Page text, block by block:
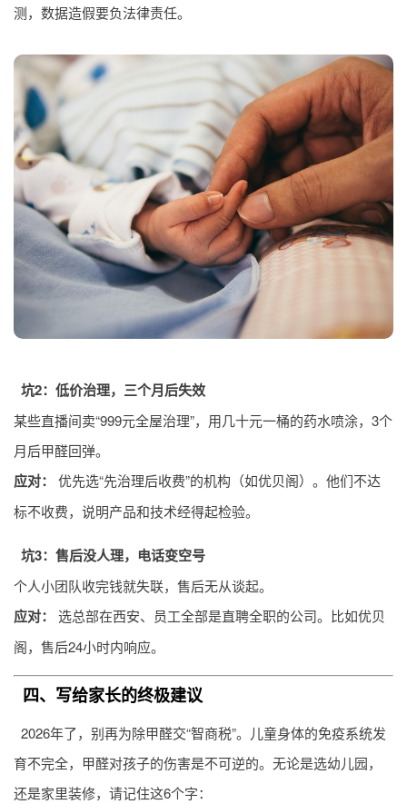
测，数据造假要负法律责任。
坑2：低价治理，三个月后失效
某些直播间卖“999元全屋治理”，用几十元一桶的药水喷涂，3个
月后甲醛回弹。
应对：
优先选“先治理后收费”的机构（如优贝阁）。他们不达
标不收费，说明产品和技术经得起检验。
坑3：售后没人理，电话变空号
个人小团队收完钱就失联，售后无从谈起。
应对：
选总部在西安、员工全部是直聘全职的公司。比如优贝
阁，售后24小时内响应。
四、写给家长的终极建议
2026年了，别再为除甲醛交“智商税”。儿童身体的免疫系统发
育不完全，甲醛对孩子的伤害是不可逆的。无论是选幼儿园，
还是家里装修，请记住这6个字：